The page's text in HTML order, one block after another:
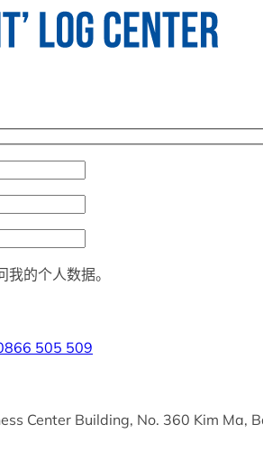
的个人数据。
505 509
Center Building, No. 360 Kim Ma,